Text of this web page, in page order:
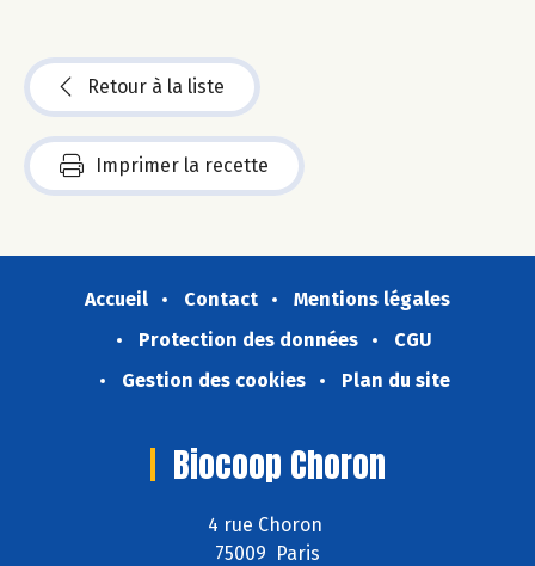
Retour à la liste
Imprimer la recette
Accueil Contact
Mentions légales
Protection des données
CGU
Gestion des cookies
Plan du site
Biocoop Choron
4 rue Choron
75009 Paris